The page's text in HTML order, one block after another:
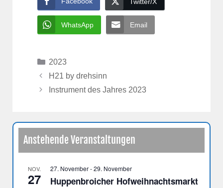
WhatsApp Email
Kategorien
2023
H21 by drehsinn
Instrument des Jahres 2023
Anstehende Veranstaltungen
NOV.
27
27. November-29. November
Huppenbroicher Hofweihnachtsmarkt